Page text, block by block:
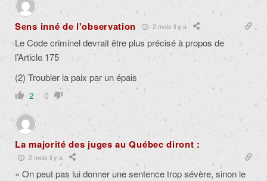
Sens inné de l'observation 2 mois il y a
Le Code criminel devrait être plus précisé à propos de
l’Article 175
(2) Troubler la paix par un épais
2 0
La majorité des juges au Québec diront :
2 mois il y a
« On peut pas lui donner une sentence trop sévère, sinon le